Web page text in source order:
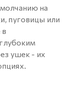
на
пуговицы или
в
ушек - их